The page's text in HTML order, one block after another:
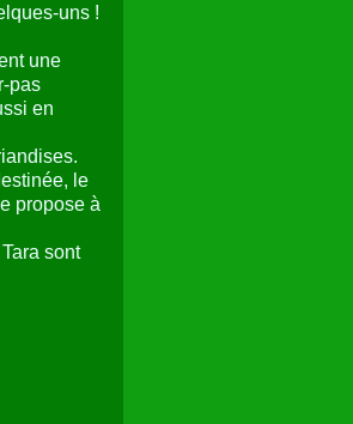
uns !
une
pas
en
le
propose à
sont